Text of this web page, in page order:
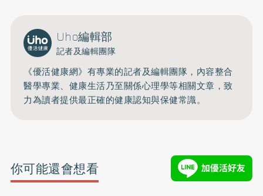
Uho編輯部
記者及編輯團隊
《優活健康網》有專業的記者及編輯團隊，內容整合
醫學專業、健康生活乃至關係心理學等相關文章，致
力為讀者提供最正確的健康認知與保健常識。
你可能還會想看